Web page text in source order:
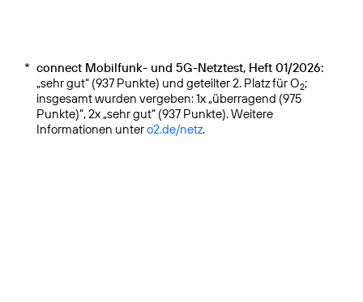
* connect Mobilfunk- und 5G-Netztest, Heft 01/2026:
„sehr gut“ (937 Punkte) und geteilter 2. Platz für O2;
insgesamt wurden vergeben: 1x „überragend (975
Punkte)“, 2x „sehr gut“ (937 Punkte). Weitere
Informationen untero2.de/netz.